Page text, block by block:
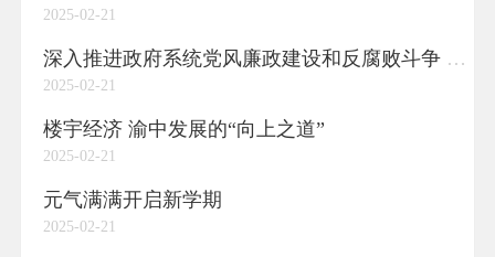
2025-02-21
深入推进政府系统党风廉政建设和反腐败斗争 为现代化新重庆渝中建设提供坚强保障
2025-02-21
楼宇经济 渝中发展的“向上之道”
2025-02-21
元气满满开启新学期
2025-02-21